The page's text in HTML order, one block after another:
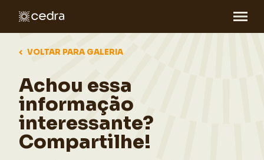
VOLTAR PARA GALERIA
Achou essa
informação
interessante?
Compartilhe!